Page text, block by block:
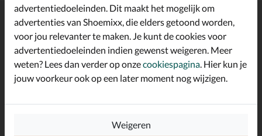
Altijd op de hoogte zijn?
Schrijf je in voor de Shoemixx nieuwsbrief en ontvang €10,-
welkomstkorting!*
advertentiedoeleinden. Dit maakt het mogelijk om
advertenties van Shoemixx, die elders getoond worden,
voor jou relevanter te maken. Je kunt de cookies voor
advertentiedoeleinden indien gewenst weigeren. Meer
weten? Lees dan verder op onzecookiespagina. Hier kun je
jouw voorkeur ook op een later moment nog wijzigen.
Weigeren